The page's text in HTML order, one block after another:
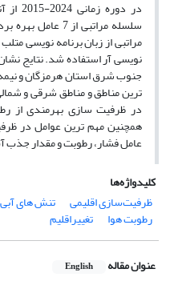
در
سلسله مراتبی از
مراتبی از زبان برنامه نویسی
نویسی آر استفاده شد. نتایج
جنوب شرق استان هرمزگان و
ترین مناطق و مناطق شرقی و
در ظرفیت سازی بهرمندی از
همچنین مهم ترین عوامل در
عامل فشار، رطوبت و مقدار
کلیدواژه‌ها
ظرفیت‌سازی اقلیمی
تنش های آبی
رطوبت هوا تغییراقلیم
عنوان مقاله English